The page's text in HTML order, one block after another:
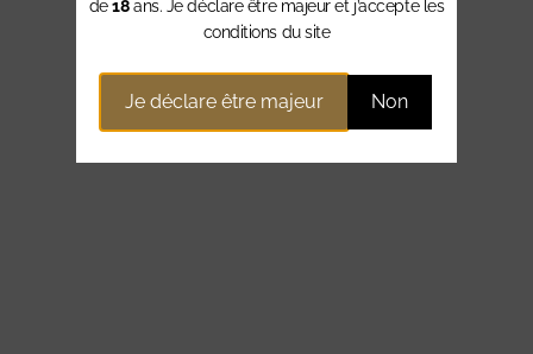
de18ans. Je déclare être majeur et j’accepte les
conditions du site
Je déclare être majeur Non